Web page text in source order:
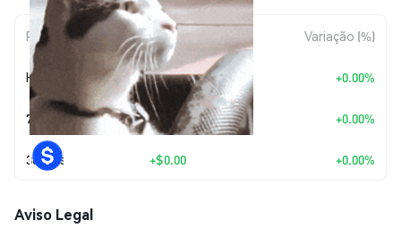
Período Variação do Valor Variação (%)
Hoje +$0.00 +0.00%
7 Dias +$0.00 +0.00%
30 Dias +$0.00 +0.00%
Aviso Legal